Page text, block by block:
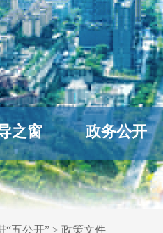
之窗 政务公开
“五公开”> 政策文件